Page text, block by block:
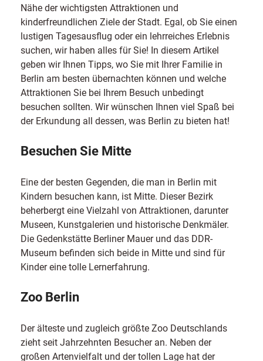
Nähe der wichtigsten Attraktionen und
kinderfreundlichen Ziele der Stadt. Egal, ob Sie einen
lustigen Tagesausflug oder ein lehrreiches Erlebnis
suchen, wir haben alles für Sie! In diesem Artikel
geben wir Ihnen Tipps, wo Sie mit Ihrer Familie in
Berlin am besten übernachten können und welche
Attraktionen Sie bei Ihrem Besuch unbedingt
besuchen sollten. Wir wünschen Ihnen viel Spaß bei
der Erkundung all dessen, was Berlin zu bieten hat!
Besuchen Sie Mitte
Eine der besten Gegenden, die man in Berlin mit
Kindern besuchen kann, ist Mitte. Dieser Bezirk
beherbergt eine Vielzahl von Attraktionen, darunter
Museen, Kunstgalerien und historische Denkmäler.
Die Gedenkstätte Berliner Mauer und das DDR-
Museum befinden sich beide in Mitte und sind für
Kinder eine tolle Lernerfahrung.
Zoo Berlin
Der älteste und zugleich größte Zoo Deutschlands
zieht seit Jahrzehnten Besucher an. Neben der
großen Artenvielfalt und der tollen Lage hat der